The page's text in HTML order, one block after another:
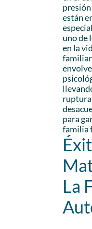
están
uno de
en la
familiar
para
familia
La